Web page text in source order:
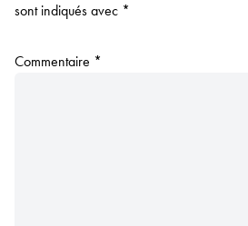
sont indiqués avec *
Commentaire *